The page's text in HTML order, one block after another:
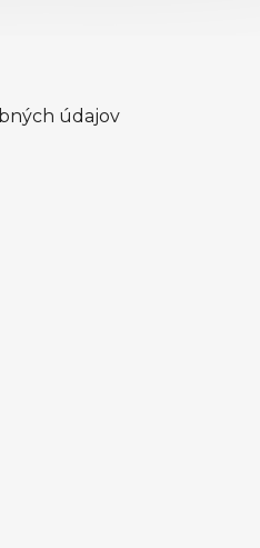
údajov